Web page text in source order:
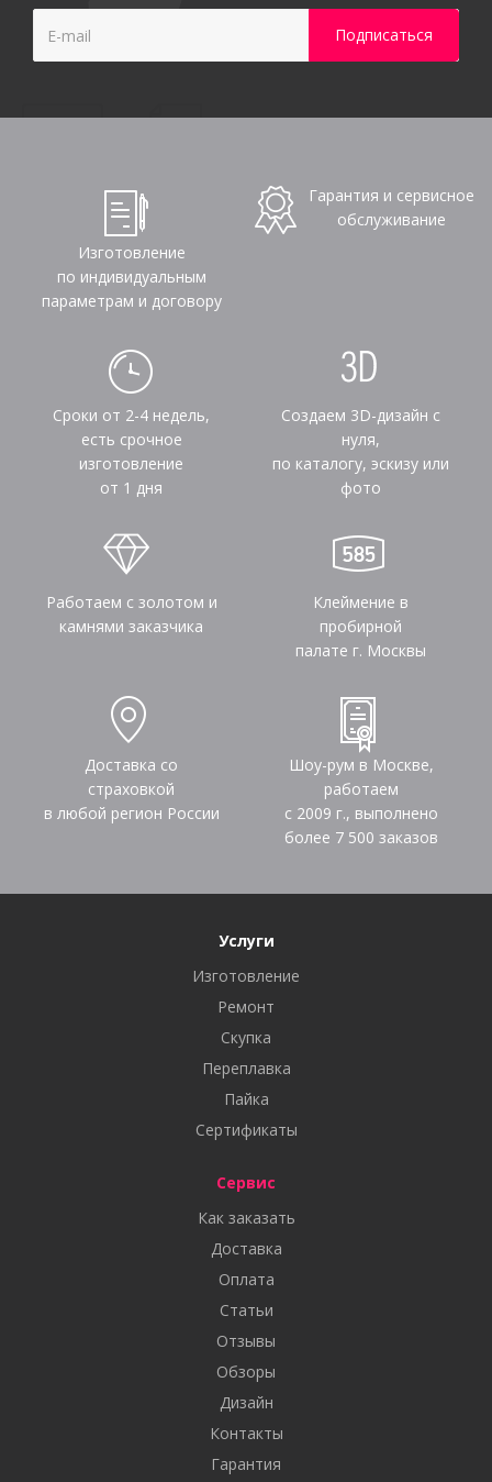
Изготовление
по индивидуальным
параметрам и договору
Гарантия и сервисное
обслуживание
Сроки от 2-4 недель,
есть срочное
изготовление
от 1 дня
Создаем 3D-дизайн с
нуля,
по каталогу, эскизу или
фото
Работаем с золотом и
камнями заказчика
Клеймение в
пробирной
палате г. Москвы
Доставка со
страховкой
в любой регион России
Шоу-рум в Москве,
работаем
с 2009 г., выполнено
более 7 500 заказов
Услуги
Изготовление
Ремонт
Скупка
Переплавка
Пайка
Сертификаты
Сервис
Как заказать
Доставка
Оплата
Статьи
Отзывы
Обзоры
Дизайн
Контакты
Гарантия